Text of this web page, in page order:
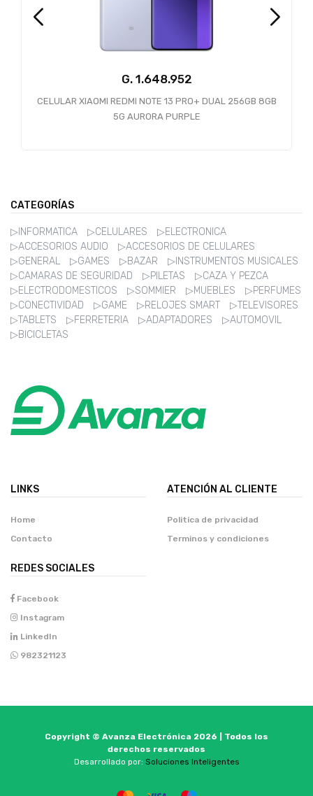
G.
CELULAR XIAOMI REDMI NOTE 13 PRO+ DUAL 256GB 8GB
5G AURORA PURPLE
CATEGORÍAS
▷INFORMATICA ▷CELULARES
▷ELECTRONICA
▷ACCESORIOS AUDIO
▷ACCESORIOS DE CELULARES
▷GENERAL
▷GAMES ▷BAZAR
▷INSTRUMENTOS MUSICALES
▷CAMARAS DE SEGURIDAD
▷PILETAS
▷CAZA Y PEZCA
▷ELECTRODOMESTICOS
▷SOMMIER ▷MUEBLES
▷PERFUMES
▷CONECTIVIDAD
▷GAME ▷RELOJES SMART
▷TELEVISORES
▷TABLETS
▷FERRETERIA ▷ADAPTADORES
▷AUTOMOVIL
▷BICICLETAS
LINKS
Home
Contacto
ATENCIÓN AL CLIENTE
Politica de privacidad
Terminos y condiciones
REDES SOCIALES
Facebook
Instagram
LinkedIn
982321123
Copyright © Avanza Electrónica 2026 | Todos los
derechos reservados
Desarrollado por: Soluciones Inteligentes